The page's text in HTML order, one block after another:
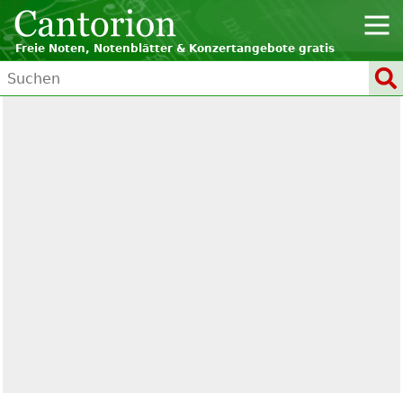
Freie Noten, Notenblätter & Konzertangebote gratis